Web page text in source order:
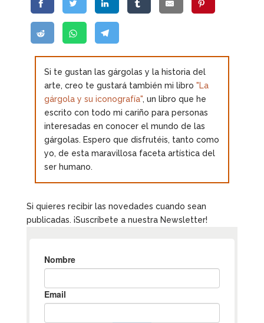
Si te gustan las gárgolas y la historia del
arte, creo te gustará también mi libro "La
gárgola y su iconografía", un libro que he
escrito con todo mi cariño para personas
interesadas en conocer el mundo de las
gárgolas. Espero que disfrutéis, tanto como
yo, de esta maravillosa faceta artística del
ser humano.
Si quieres recibir las novedades cuando sean
publicadas. ¡Suscríbete a nuestra Newsletter!